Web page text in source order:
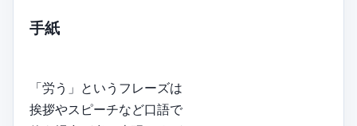
手紙
「労う」というフレーズは
挨拶やスピーチなど口語で